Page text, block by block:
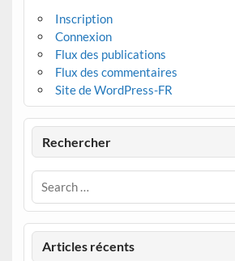
Inscription
Connexion
Flux des publications
Flux des commentaires
Site de WordPress-FR
Rechercher
Articles récents